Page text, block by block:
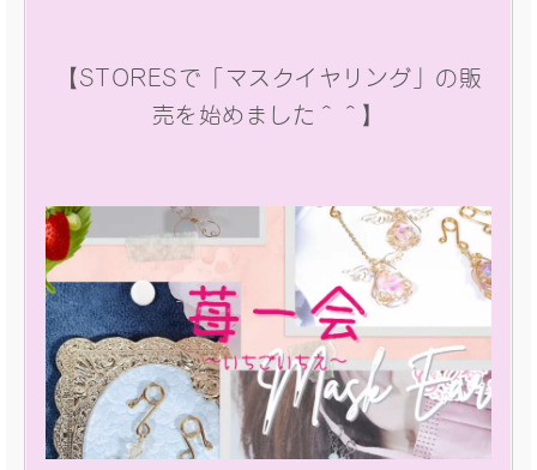
【STORESで「マスクイヤリング」の販
売を始めました＾＾】